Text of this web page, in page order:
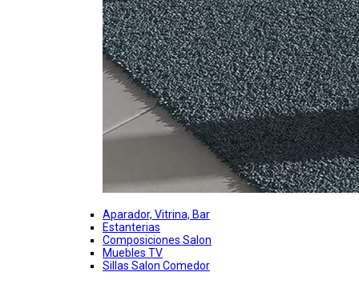
Aparador, Vitrina, Bar
Estanterias
Composiciones Salon
Muebles TV
Sillas Salon Comedor